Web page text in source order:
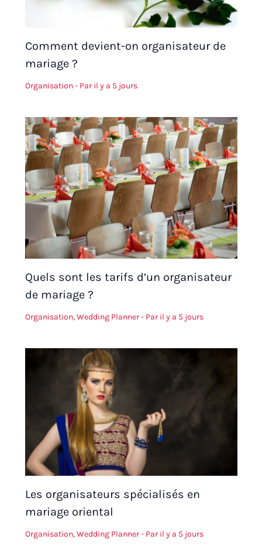
Comment devient-on organisateur de
mariage ?
Organisation- Par il y a 5 jours
Quels sont les tarifs d’un organisateur
de mariage ?
Organisation,Wedding Planner- Par il y a 5 jours
Les organisateurs spécialisés en
mariage oriental
Organisation,Wedding Planner- Par il y a 5 jours